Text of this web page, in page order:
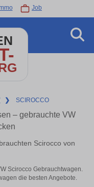
Job
❯ SCIROCCO
– gebrauchte VW
Scirocco von
Scirocco Gebrauchtwagen.
die besten Angebote.